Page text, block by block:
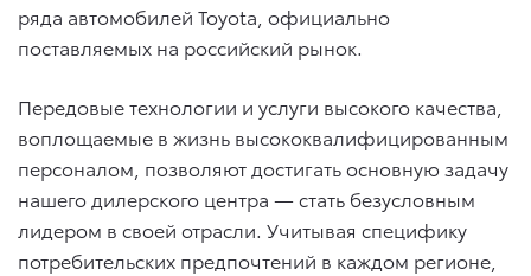
ряда автомобилей Toyota, официально
поставляемых на российский рынок.
Передовые технологии и услуги высокого качества,
воплощаемые в жизнь высококвалифицированным
персоналом, позволяют достигать основную задачу
нашего дилерского центра — стать безусловным
лидером в своей отрасли. Учитывая специфику
потребительских предпочтений в каждом регионе,